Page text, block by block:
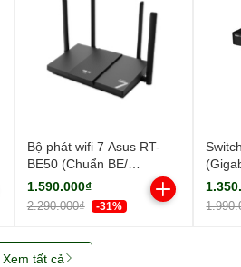
Bộ phát wifi 7 Asus RT-
BE50 (Chuẩn BE/
BE3600Mbps/ 4 Ăng-ten
ngoài/ Wifi Mesh/ 45User)
1.590.000₫
2.290.000₫ -31%
Xem tất cả